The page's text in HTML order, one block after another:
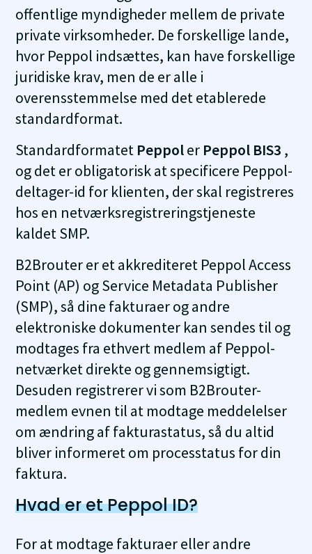
offentlige myndigheder mellem de private
private virksomheder. De forskellige lande,
hvor Peppol indsættes, kan have forskellige
juridiske krav, men de er alle i
overensstemmelse med det etablerede
standardformat.
Standardformatet Peppoler Peppol BIS3 ,
og det er obligatorisk at specificere Peppol-
deltager-id for klienten, der skal registreres
hos en netværksregistreringstjeneste
kaldet SMP.
B2Brouter er et akkrediteret Peppol Access
Point (AP) og Service Metadata Publisher
(SMP), så dine fakturaer og andre
elektroniske dokumenter kan sendes til og
modtages fra ethvert medlem af Peppol-
netværket direkte og gennemsigtigt.
Desuden registrerer vi som B2Brouter-
medlem evnen til at modtage meddelelser
om ændring af fakturastatus, så du altid
bliver informeret om processtatus for din
faktura.
Hvad er et Peppol ID?
For at modtage fakturaer eller andre